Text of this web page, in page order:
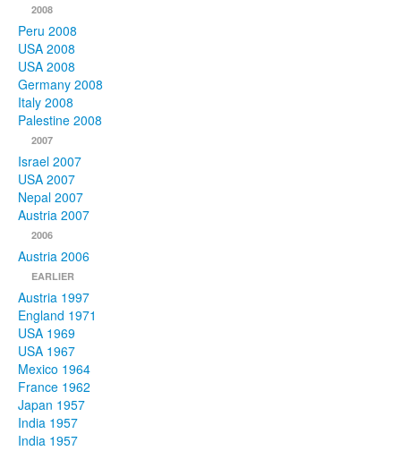
2008
Peru 2008
USA 2008
USA 2008
Germany 2008
Italy 2008
Palestine 2008
2007
Israel 2007
USA 2007
Nepal 2007
Austria 2007
2006
Austria 2006
EARLIER
Austria 1997
England 1971
USA 1969
USA 1967
Mexico 1964
France 1962
Japan 1957
India 1957
India 1957